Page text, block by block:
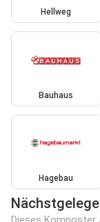
Hellweg
Bauhaus
Hagebau